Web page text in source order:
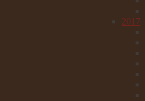
2017